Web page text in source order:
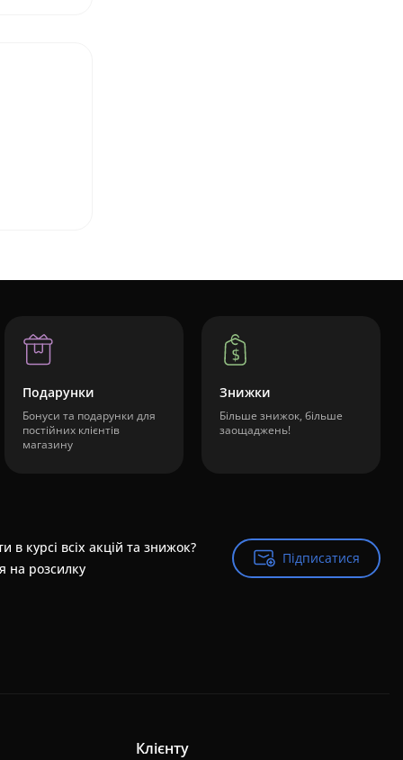
Подарунки
Бонуси та подарунки для
постійних клієнтів
магазину
Знижки
Більше знижок, більше
заощаджень!
в курсі всіх акцій та знижок?
на розсилку
Підписатися
Підписатися
Клієнту